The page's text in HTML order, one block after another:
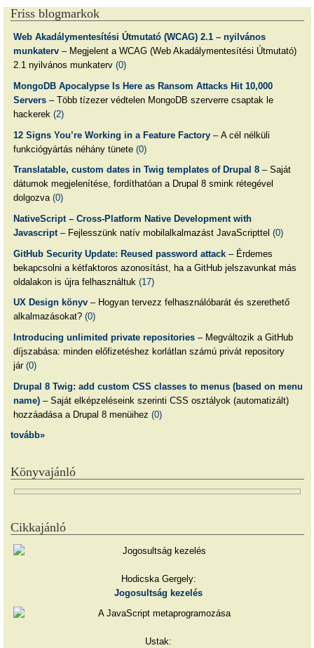
Friss blogmarkok
Web Akadálymentesítési Útmutató (WCAG) 2.1 – nyilvános
munkaterv– Megjelent a WCAG (Web Akadálymentesítési Útmutató)
2.1 nyilvános munkaterv (0)
MongoDB Apocalypse Is Here as Ransom Attacks Hit 10,000
Servers– Több tízezer védtelen MongoDB szerverre csaptak le
hackerek (2)
12 Signs You’re Working in a Feature Factory– A cél nélküli
funkciógyártás néhány tünete (0)
Translatable, custom dates in Twig templates of Drupal 8– Saját
dátumok megjelenítése, fordíthatóan a Drupal 8 smink rétegével
dolgozva (0)
NativeScript – Cross-Platform Native Development with
Javascript– Fejlesszünk natív mobilalkalmazást JavaScripttel (0)
GitHub Security Update: Reused password attack– Érdemes
bekapcsolni a kétfaktoros azonosítást, ha a GitHub jelszavunkat más
oldalakon is újra felhasználtuk (17)
UX Design könyv– Hogyan tervezz felhasználóbarát és szerethető
alkalmazásokat? (0)
Introducing unlimited private repositories– Megváltozik a GitHub
díjszabása: minden előfizetéshez korlátlan számú privát repository
jár (0)
Drupal 8 Twig: add custom CSS classes to menus (based on menu
name)– Saját elképzeléseink szerinti CSS osztályok (automatizált)
hozzáadása a Drupal 8 menüihez (0)
tovább»
Könyvajánló
Cikkajánló
Hodicska Gergely:
Jogosultság kezelés
Ustak: